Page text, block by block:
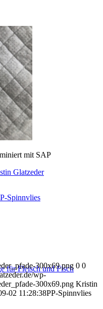
Spinnvlies
für Fleisch und Fisch
mit SAP
Glatzeder
300x69.png 0 0
wp-
300x69.png Kristin
02 11:28:38PP-Spinnvlies